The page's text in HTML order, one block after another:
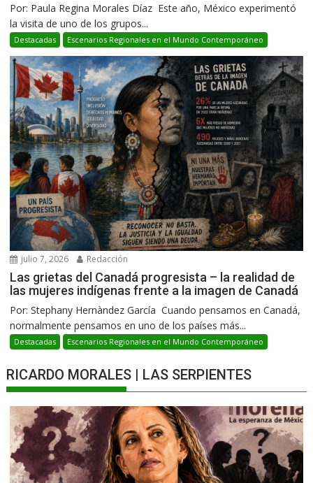
Por: Paula Regina Morales Díaz Este año, México experimentó
la visita de uno de los grupos...
Destacadas Escenarios Regionales en el Mundo Contemporáneo
julio 7, 2026 Redacción
Las grietas del Canadá progresista – la realidad de
las mujeres indígenas frente a la imagen de Canadá
Por: Stephany Hernàndez García Cuando pensamos en Canadá,
normalmente pensamos en uno de los países más...
Destacadas Escenarios Regionales en el Mundo Contemporáneo
RICARDO MORALES | LAS SERPIENTES